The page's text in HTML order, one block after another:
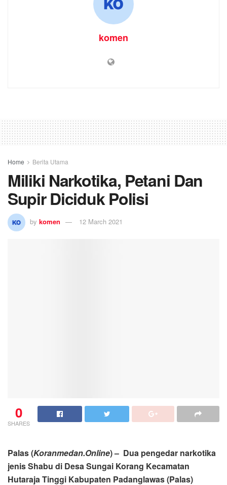
komen
Home Berita Utama
Miliki Narkotika, Petani Dan
Supir Diciduk Polisi
by komen 12 March 2021
0
SHARES
Palas (Koranmedan.Online) – Dua pengedar narkotika
jenis Shabu di Desa Sungai Korang Kecamatan
Hutaraja Tinggi Kabupaten Padanglawas (Palas)